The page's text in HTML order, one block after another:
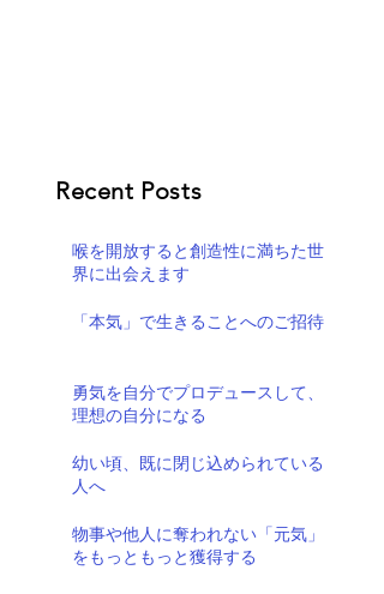
Recent Posts
喉を開放すると創造性に満ちた世
界に出会えます
「本気」で生きることへのご招待
勇気を自分でプロデュースして、
理想の自分になる
幼い頃、既に閉じ込められている
人へ
物事や他人に奪われない「元気」
をもっともっと獲得する